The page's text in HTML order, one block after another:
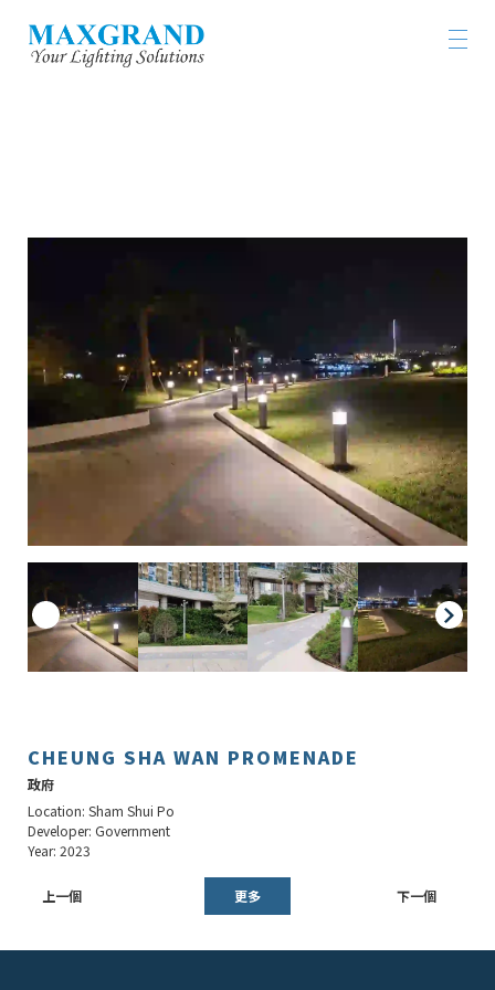
CHEUNG SHA WAN PROMENADE
政府
Location: Sham Shui Po
Developer: Government
Year: 2023
上一個 更多 下一個